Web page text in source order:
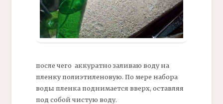
после чего аккуратно заливаю воду на
пленку полиэтиленовую. По мере набора
воды пленка поднимается вверх, оставляя
под собой чистую воду.